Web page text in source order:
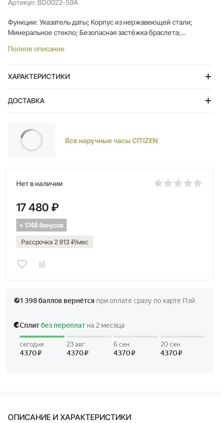
Артикул: BD0022-59A
Функции: Указатель даты; Корпус из нержавеющей стали;
Минеральное стекло; Безопасная застёжка браслета;
Толщина корпуса: 7mm; Ширина корпуса: 37mm;; Вес: 94г
Полное описание
ХАРАКТЕРИСТИКИ
ДОСТАВКА
Все наручные часы CITIZEN
Нет в наличии
17 480 ₽
+ 1748 бонусов
Рассрочка 2 913 ₽/мес
ОПИСАНИЕ И ХАРАКТЕРИСТИКИ